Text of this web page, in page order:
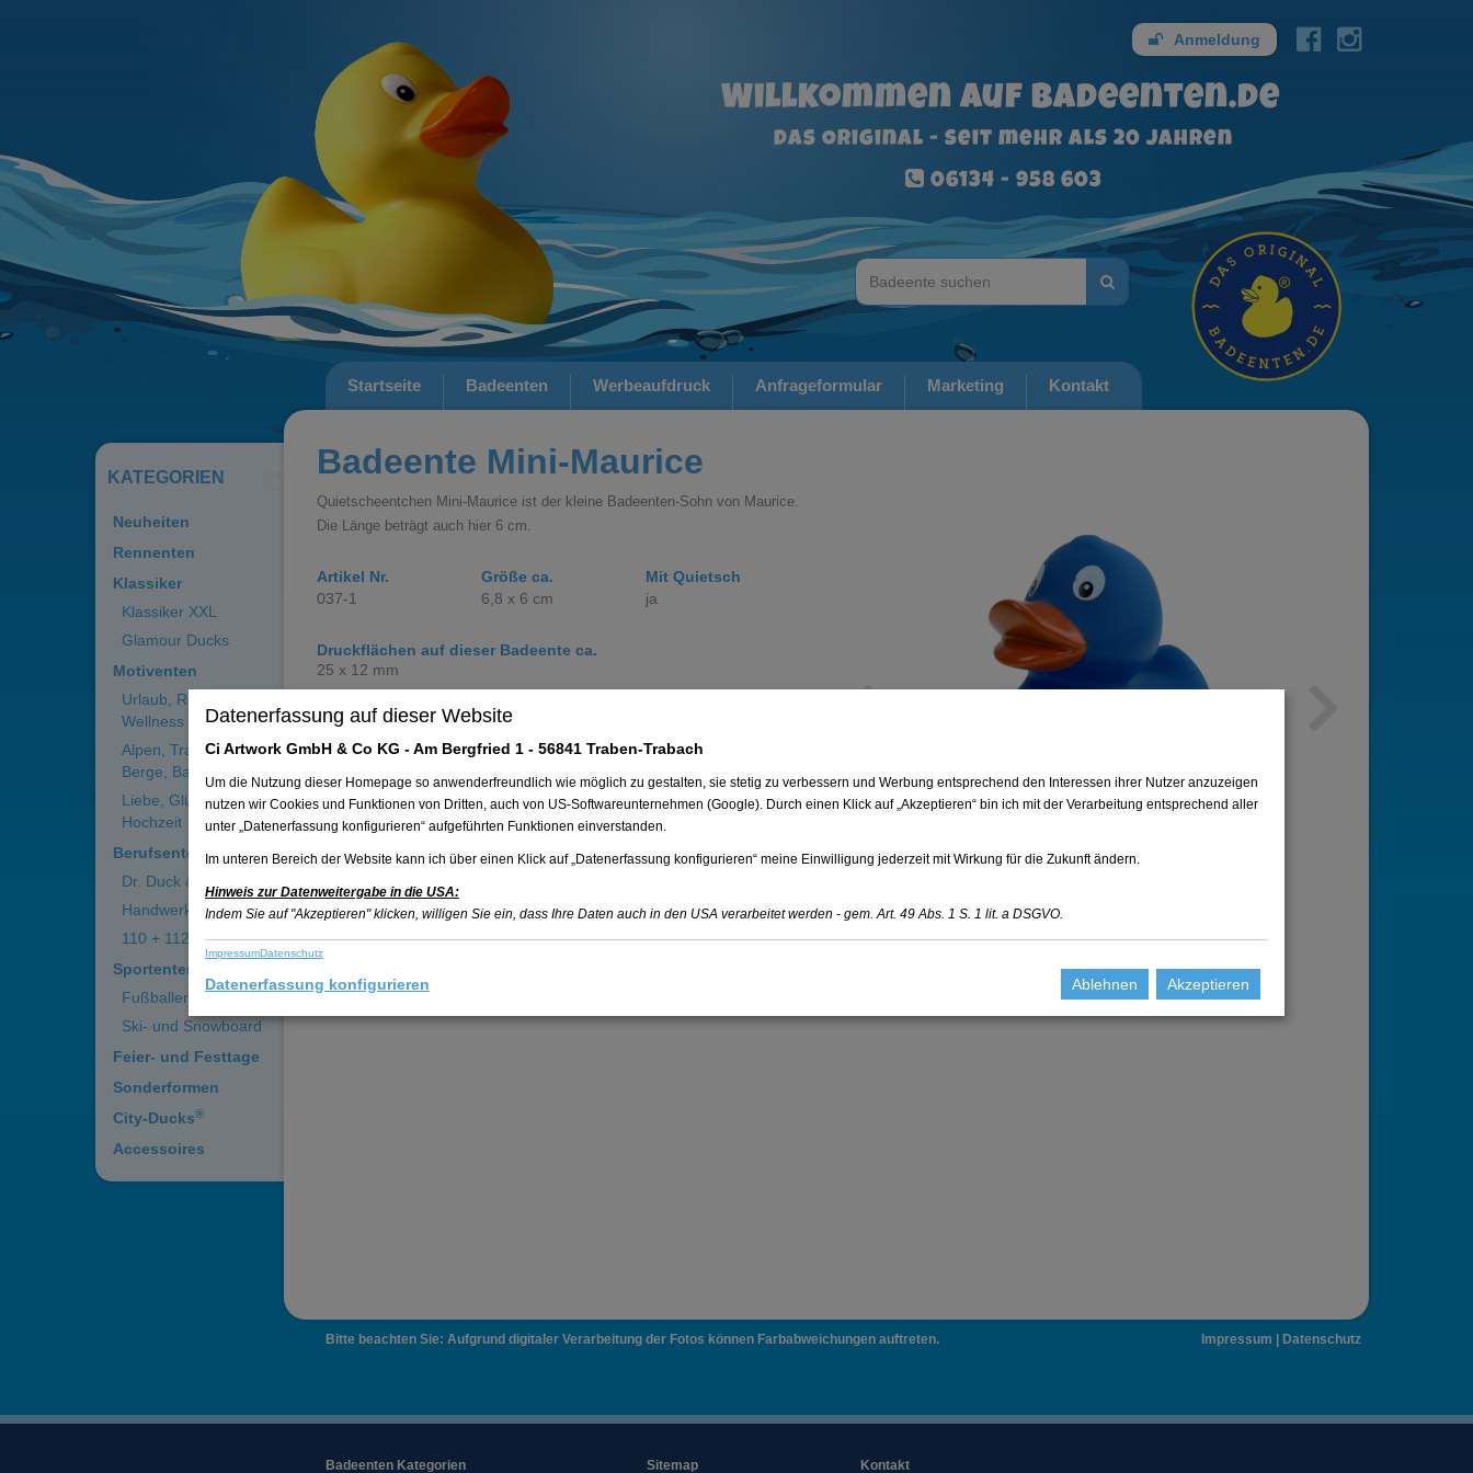
Anmeldung
Willkommen auf badeenten.de
Das Original - seit mehr als 20 Jahren
06134 - 958 603
Startseite Badeenten Werbeaufdruck Anfrageformular Marketing Kontakt
KATEGORIEN
Neuheiten
Rennenten
Klassiker
Klassiker XXL
Glamour Ducks
Motiventen
Urlaub, Reisen,
Wellness
Alpen, Trachten,
Berge, Bayern
Liebe, Glück,
Hochzeit
Berufsenten
Dr. Duck & Co.
Handwerkerenten
110 + 112
Sportenten
Fußballenten
Ski- und Snowboard
Feier- und Festtage
Sonderformen
City-Ducks®
Accessoires
Badeente Mini-Maurice
Quietscheentchen Mini-Maurice ist der kleine Badeenten-Sohn von Maurice.
Die Länge beträgt auch hier 6 cm.
Artikel Nr.
037-1
Größe ca.
6,8 x 6 cm
Mit Quietsch
ja
Druckflächen auf dieser Badeente ca.
25 x 12 mm
Auf die Merkliste setzen
Bitte beachten Sie: Aufgrund digitaler Verarbeitung der Fotos können Farbabweichungen auftreten. Impressum Datenschutz
Badeenten Kategorien Sitemap Kontakt
Datenerfassung auf dieser Website
Ci Artwork GmbH & Co KG - Am Bergfried 1 - 56841 Traben-Trabach
Um die Nutzung dieser Homepage so anwenderfreundlich wie möglich zu gestalten, sie stetig zu verbessern und Werbung entsprechend den Interessen ihrer Nutzer anzuzeigen
nutzen wir Cookies und Funktionen von Dritten, auch von US-Softwareunternehmen (Google). Durch einen Klick auf „Akzeptieren“ bin ich mit der Verarbeitung entsprechend aller
unter „Datenerfassung konfigurieren“ aufgeführten Funktionen einverstanden.
Im unteren Bereich der Website kann ich über einen Klick auf „Datenerfassung konfigurieren“ meine Einwilligung jederzeit mit Wirkung für die Zukunft ändern.
Hinweis zur Datenweitergabe in die USA:
Indem Sie auf "Akzeptieren" klicken, willigen Sie ein, dass Ihre Daten auch in den USA verarbeitet werden - gem. Art. 49 Abs. 1 S. 1 lit. a DSGVO.
ImpressumDatenschutz
Datenerfassung konfigurieren Ablehnen Akzeptieren